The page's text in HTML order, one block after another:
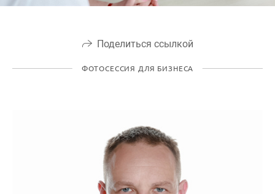
Поделиться ссылкой
ФОТОСЕССИЯ ДЛЯ БИЗНЕСА